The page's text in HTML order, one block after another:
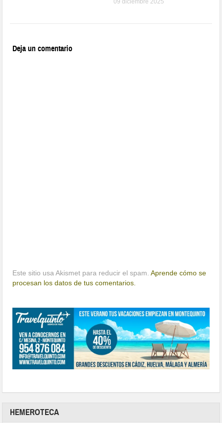
09 diciembre 2025
Deja un comentario
Este sitio usa Akismet para reducir el spam.Aprende cómo se
procesan los datos de tus comentarios.
HEMEROTECA